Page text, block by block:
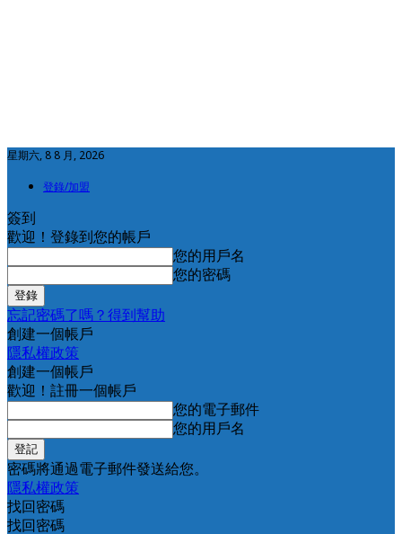
星期六, 8 8 月, 2026
登錄/加盟
簽到
歡迎！登錄到您的帳戶
您的用戶名
您的密碼
忘記密碼了嗎？得到幫助
創建一個帳戶
隱私權政策
創建一個帳戶
歡迎！註冊一個帳戶
您的電子郵件
您的用戶名
密碼將通過電子郵件發送給您。
隱私權政策
找回密碼
找回密碼